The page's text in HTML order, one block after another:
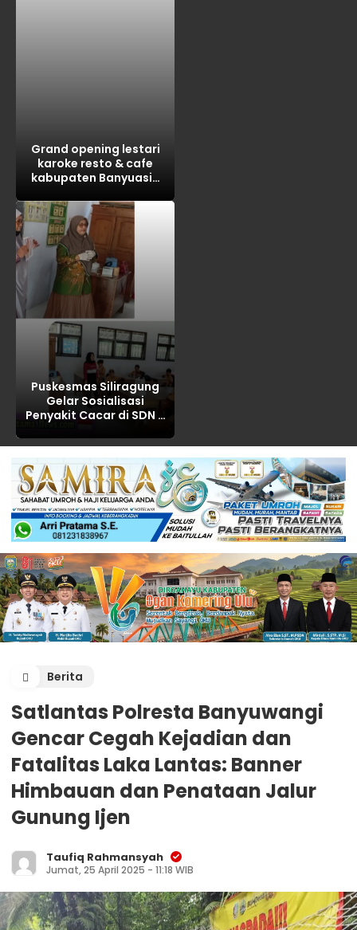
Grand opening lestari
karoke resto & cafe
kabupaten Banyuasin
Puskesmas Siliragung
Gelar Sosialisasi
Penyakit Cacar di SDN 5
Berita
Satlantas Polresta Banyuwangi
Gencar Cegah Kejadian dan
Fatalitas Laka Lantas: Banner
Himbauan dan Penataan Jalur
Gunung Ijen
Taufiq Rahmansyah
Jumat, 25 April 2025 - 11:18 WIB